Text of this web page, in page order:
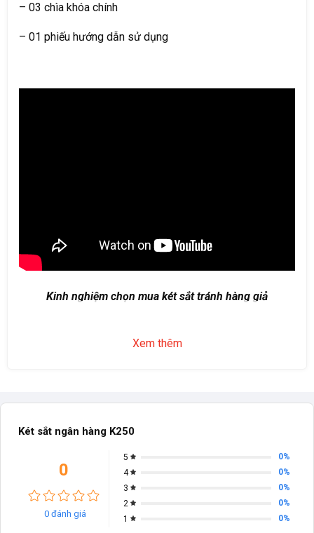
– 03 chìa khóa chính
– 01 phiếu hướng dẫn sử dụng
Kinh nghiệm chọn mua két sắt tránh hàng giả
Xem thêm
Két sắt ngân hàng K250
0
0 đánh giá
5
0%
4
0%
3
0%
2
0%
1
0%